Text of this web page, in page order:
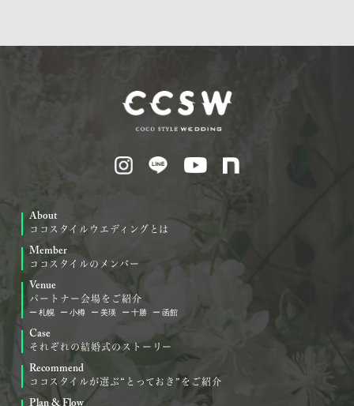
About
ココスタイルウエディングとは
Member
ココスタイルのメンバー
Venue
パートナー会場をご紹介
札幌 小樽 美瑛 十勝 函館
Case
それぞれの結婚式のストーリー
Recommend
ココスタイルが選ぶ“とっておき”をご紹介